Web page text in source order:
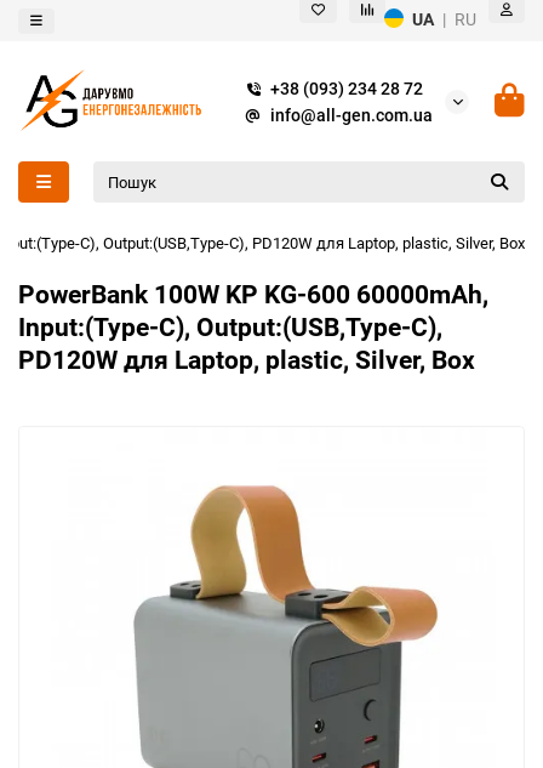
UA | RU
+38 (093) 234 28 72
info@all-gen.com.ua
C), Output:(USB,Type-C), PD120W для Laptop, plastic, Silver, Box
PowerBank 100W KP KG-600 60000mAh,
Input:(Type-C), Output:(USB,Type-C),
PD120W для Laptop, plastic, Silver, Box